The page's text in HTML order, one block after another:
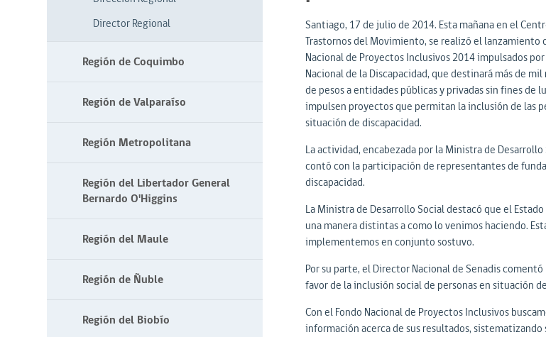
Director Regional
Región de Coquimbo
Región de Valparaíso
Región Metropolitana
Región del Libertador General
Bernardo O'Higgins
Región del Maule
Región de Ñuble
Región del Biobío
Santiago, 17 de julio de 2014. Esta mañana en el
Trastornos del Movimiento, se realizó el lanzamiento
Nacional de Proyectos Inclusivos 2014 impulsados
Nacional de la Discapacidad, que destinará más de
de pesos a entidades públicas y privadas sin fines de
impulsen proyectos que permitan la inclusión de las
situación de discapacidad.
La actividad, encabezada por la Ministra de
contó con la participación de representantes de
discapacidad.
La Ministra de Desarrollo Social destacó que el
una manera distintas a como lo venimos haciendo.
implementemos en conjunto sostuvo.
Por su parte, el Director Nacional de Senadis
favor de la inclusión social de personas en situación
Con el Fondo Nacional de Proyectos Inclusivos
información acerca de sus resultados,